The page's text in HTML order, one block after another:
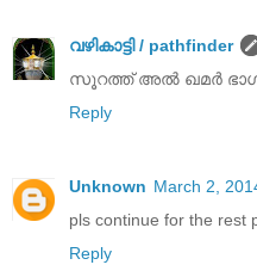
വഴികാട്ടി / pathfinder
സൂറത്ത് അൽ ഖമർ
Reply
Unknown March 2,
pls continue for the rest
Reply